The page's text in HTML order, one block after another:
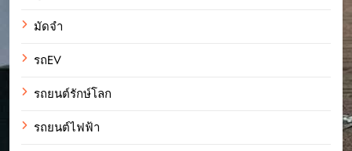
มัดจำ
รถEV
รถยนต์รักษ์โลก
รถยนต์ไฟฟ้า